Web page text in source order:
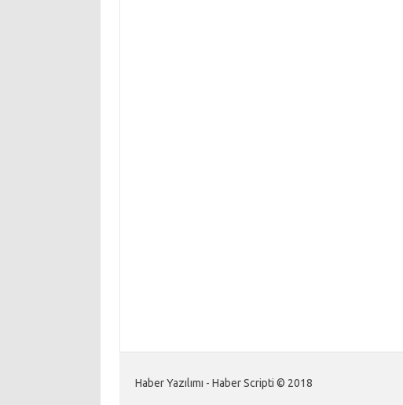
Haber Yazılımı - Haber Scripti © 2018